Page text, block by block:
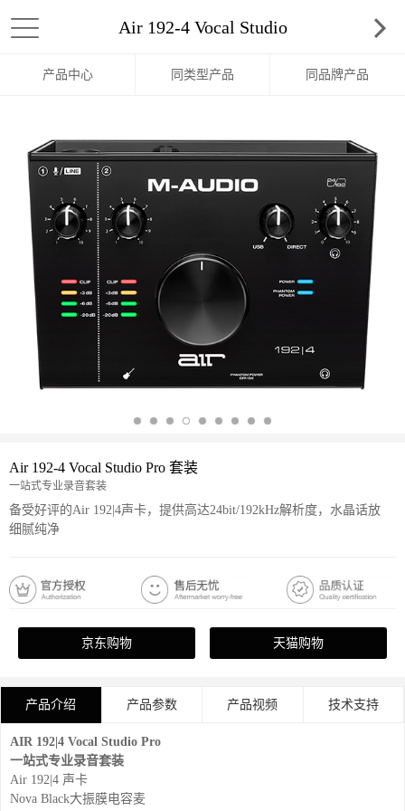
Air 192-4 Vocal Studio
Pro 套装
产品中心 同类型产品 同品牌产品
Air 192-4 Vocal Studio Pro 套装
一站式专业录音套装
备受好评的Air 192|4声卡，提供高达24bit/192kHz解析度，水晶话放
细腻纯净
京东购物 天猫购物
产品介绍 产品参数 产品视频 技术支持
AIR 192|4 Vocal Studio Pro
一站式专业录音套装
Air 192|4 声卡
Nova Black大振膜电容麦